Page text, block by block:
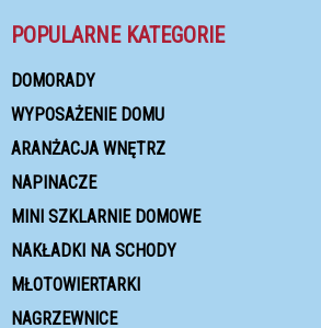
POPULARNE KATEGORIE
DOMORADY
WYPOSAŻENIE DOMU
ARANŻACJA WNĘTRZ
NAPINACZE
MINI SZKLARNIE DOMOWE
NAKŁADKI NA SCHODY
MŁOTOWIERTARKI
NAGRZEWNICE